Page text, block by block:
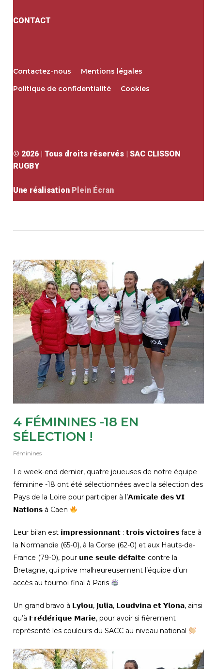
CONTACT
Contactez-nous
Mentions légales
Politique de confidentialité
Cookies
© 2026| Tous droits réservés | SAC CLISSON
RUGBY
Une réalisation Plein Écran
4 FÉMININES -18 EN
SÉLECTION !
Féminines
Le week-end dernier, quatre joueuses de notre équipe
féminine -18 ont été sélectionnées avec la sélection des
Pays de la Loire pour participer à l’𝗔𝗺𝗶𝗰𝗮𝗹𝗲 𝗱𝗲𝘀 𝗩𝗜
𝗡𝗮𝘁𝗶𝗼𝗻𝘀 à Caen
Leur bilan est 𝗶𝗺𝗽𝗿𝗲𝘀𝘀𝗶𝗼𝗻𝗻𝗮𝗻𝘁 : 𝘁𝗿𝗼𝗶𝘀 𝘃𝗶𝗰𝘁𝗼𝗶𝗿𝗲𝘀 face à
la Normandie (65-0), à la Corse (62-0) et aux Hauts-de-
France (79-0), pour 𝘂𝗻𝗲 𝘀𝗲𝘂𝗹𝗲 𝗱𝗲́𝗳𝗮𝗶𝘁𝗲 contre la
Bretagne, qui prive malheureusement l’équipe d’un
accès au tournoi final à Paris
Un grand bravo à 𝗟𝘆𝗹𝗼𝘂, 𝗝𝘂𝗹𝗶𝗮, 𝗟𝗼𝘂𝗱𝘃𝗶𝗻𝗮 𝗲𝘁 𝗬𝗹𝗼𝗻𝗮, ainsi
qu’à 𝗙𝗿𝗲́𝗱𝗲́𝗿𝗶𝗾𝘂𝗲 𝗠𝗮𝗿𝗶𝗲, pour avoir si fièrement
représenté les couleurs du SACC au niveau national